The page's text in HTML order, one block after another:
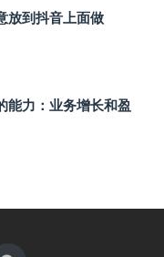
放到抖音上面做
能力：业务增长和盈